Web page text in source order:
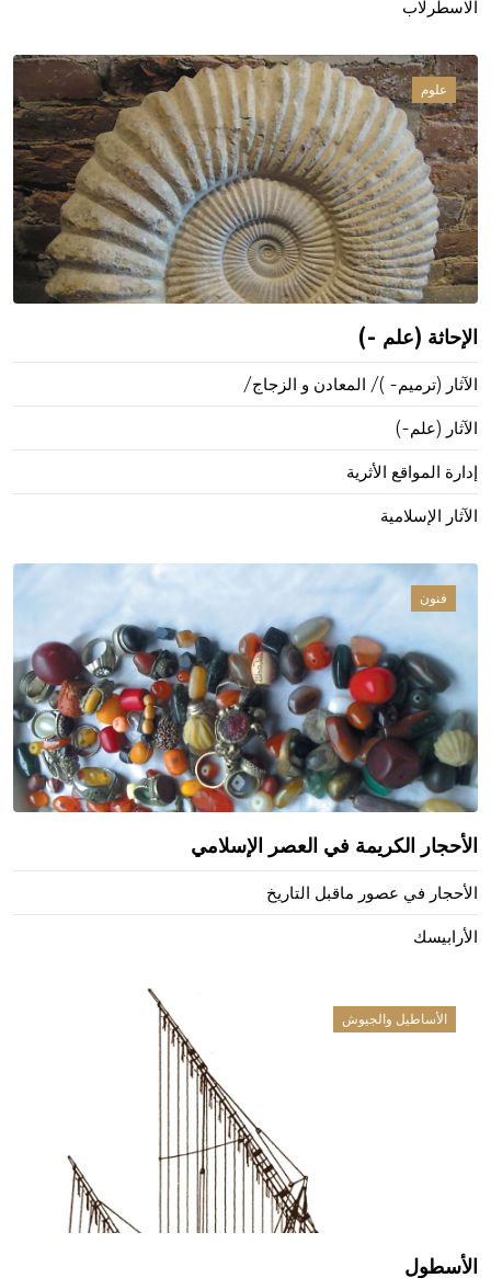
الاسطرلاب
علوم
الإحاثة (علم -)
الآثار (ترميم- )/ المعادن و الزجاج/
الآثار (علم-)
إدارة المواقع الأثرية
الآثار الإسلامية
فنون
الأحجار الكريمة في العصر الإسلامي
الأحجار في عصور ماقبل التاريخ
الأرابيسك
الأساطيل والجيوش
الأسطول